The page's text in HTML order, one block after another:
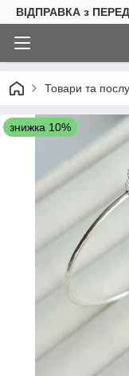
ВІДПРАВКА з
Товари та
знижка 10%